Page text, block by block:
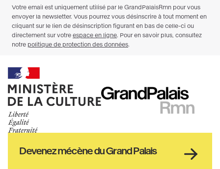
Ministère
de
la
HautDevenez mécène du Grand Palais